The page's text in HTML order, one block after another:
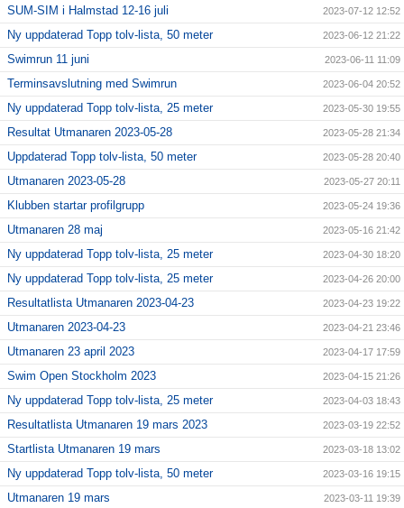
SUM-SIM i Halmstad 12-16 juli 2023-07-12 12:52
Ny uppdaterad Topp tolv-lista, 50 meter 2023-06-12 21:22
Swimrun 11 juni 2023-06-11 11:09
Terminsavslutning med Swimrun 2023-06-04 20:52
Ny uppdaterad Topp tolv-lista, 25 meter 2023-05-30 19:55
Resultat Utmanaren 2023-05-28 2023-05-28 21:34
Uppdaterad Topp tolv-lista, 50 meter 2023-05-28 20:40
Utmanaren 2023-05-28 2023-05-27 20:11
Klubben startar profilgrupp 2023-05-24 19:36
Utmanaren 28 maj 2023-05-16 21:42
Ny uppdaterad Topp tolv-lista, 25 meter 2023-04-30 18:20
Ny uppdaterad Topp tolv-lista, 25 meter 2023-04-26 20:00
Resultatlista Utmanaren 2023-04-23 2023-04-23 19:22
Utmanaren 2023-04-23 2023-04-21 23:46
Utmanaren 23 april 2023 2023-04-17 17:59
Swim Open Stockholm 2023 2023-04-15 21:26
Ny uppdaterad Topp tolv-lista, 25 meter 2023-04-03 18:43
Resultatlista Utmanaren 19 mars 2023 2023-03-19 22:52
Startlista Utmanaren 19 mars 2023-03-18 13:02
Ny uppdaterad Topp tolv-lista, 50 meter 2023-03-16 19:15
Utmanaren 19 mars 2023-03-11 19:39